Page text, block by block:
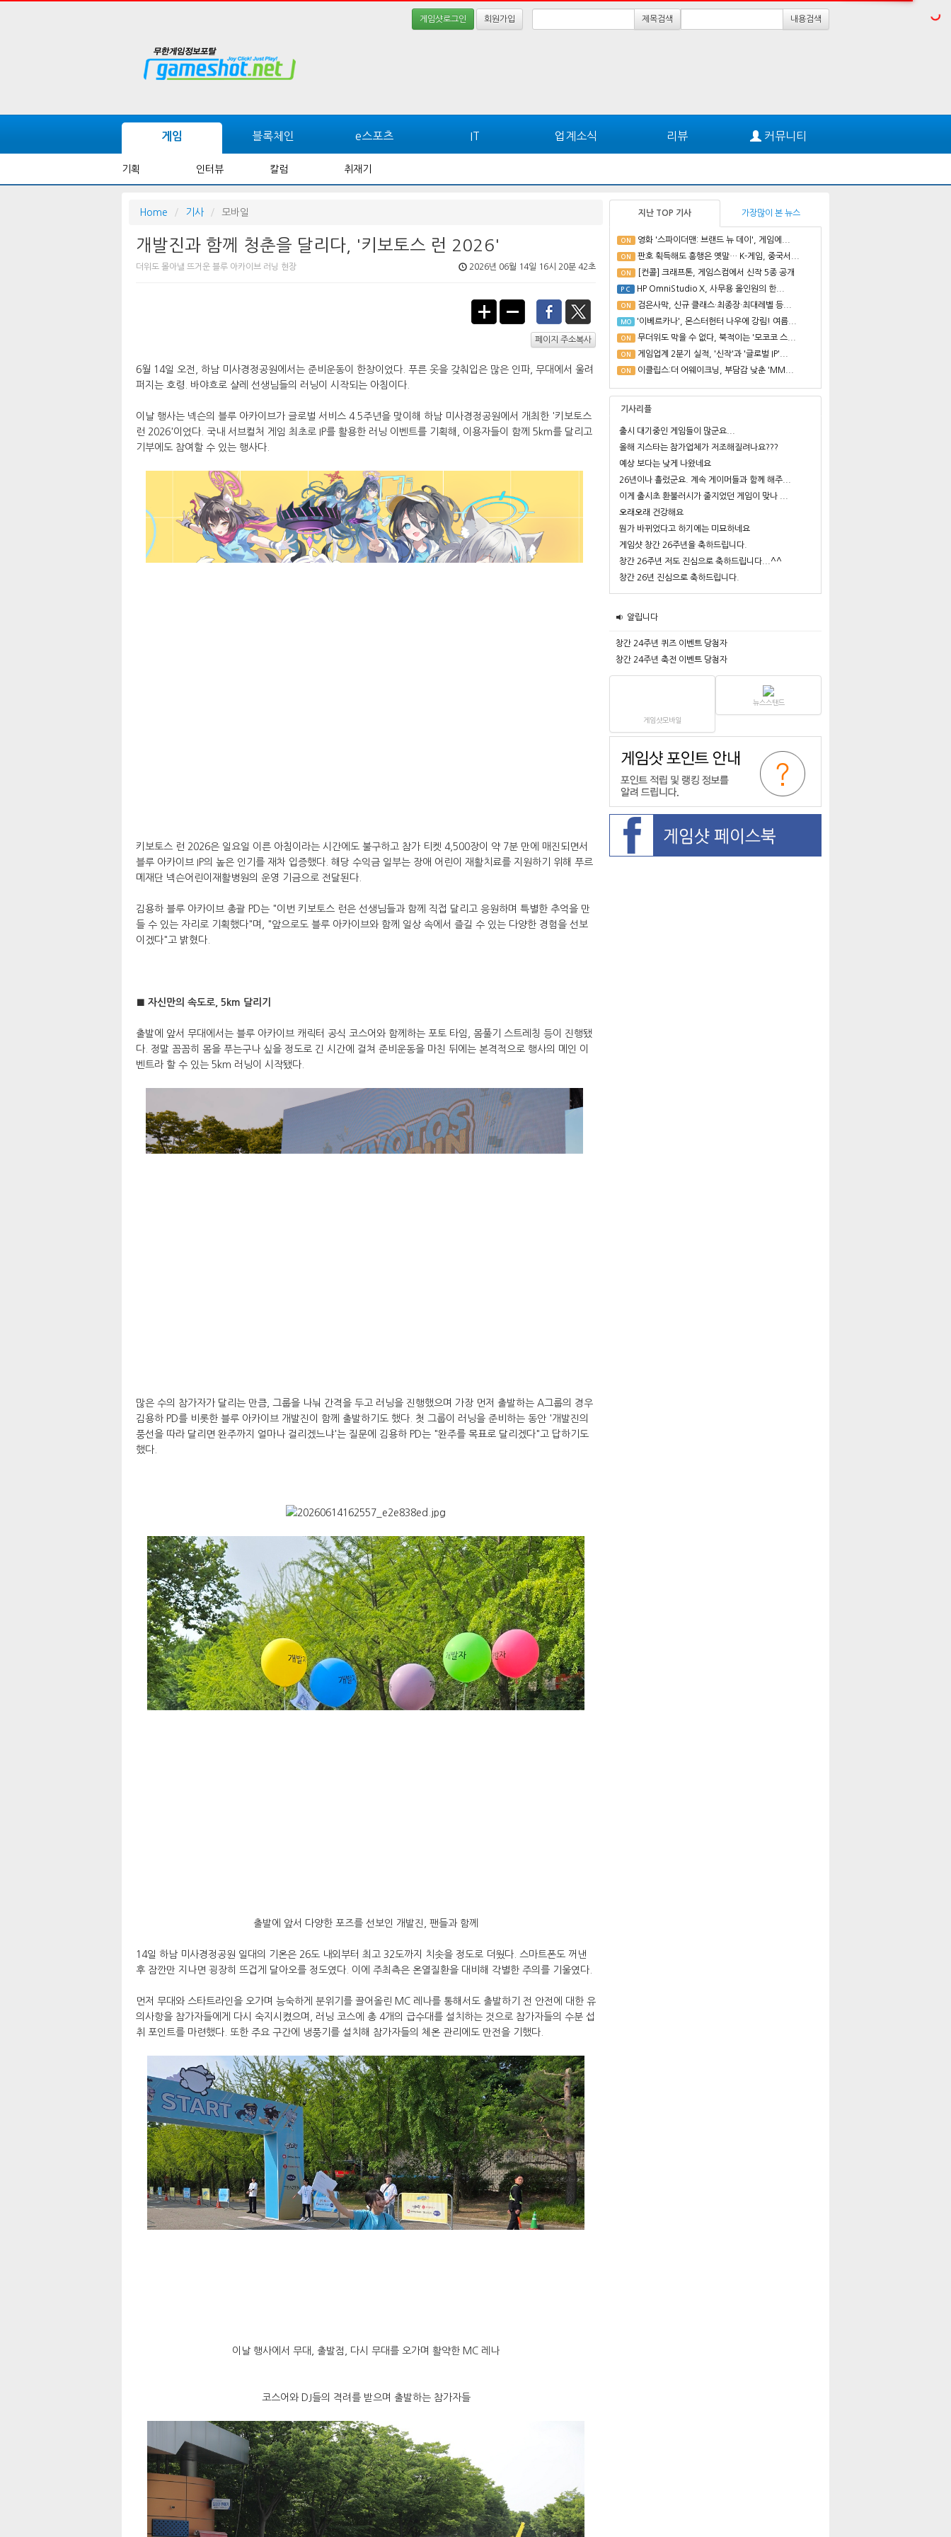
게임샷로그인 회원가입 제목검색 내용검색
게임 블록체인 e스포츠 IT 업계소식 리뷰 커뮤니티
기획 인터뷰 칼럼 취재기
Home 기사 모바일
개발진과 함께 청춘을 달리다, '키보토스 런 2026'
더위도 몰아낼 뜨거운 블루 아카이브 러닝 현장 2026년 06월 14일 16시 20분 42초
페이지 주소복사
6월 14일 오전, 하남 미사경정공원에서는 준비운동이 한창이었다. 푸른 옷을 갖춰입은 많은 인파, 무대에서 울려
퍼지는 호령. 바야흐로 샬레 선생님들의 러닝이 시작되는 아침이다.
이날 행사는 넥슨의 블루 아카이브가 글로벌 서비스 4.5주년을 맞이해 하남 미사경정공원에서 개최한 '키보토스
런 2026'이었다. 국내 서브컬처 게임 최초로 IP를 활용한 러닝 이벤트를 기획해, 이용자들이 함께 5km를 달리고
기부에도 참여할 수 있는 행사다.
키보토스 런 2026은 일요일 이른 아침이라는 시간에도 불구하고 참가 티켓 4,500장이 약 7분 만에 매진되면서
블루 아카이브 IP의 높은 인기를 재차 입증했다. 해당 수익금 일부는 장애 어린이 재활치료를 지원하기 위해 푸르
메재단 넥슨어린이재활병원의 운영 기금으로 전달된다.
김용하 블루 아카이브 총괄 PD는 "이번 키보토스 런은 선생님들과 함께 직접 달리고 응원하며 특별한 추억을 만
들 수 있는 자리로 기획했다"며, "앞으로도 블루 아카이브와 함께 일상 속에서 즐길 수 있는 다양한 경험을 선보
이겠다"고 밝혔다.
■ 자신만의 속도로, 5km 달리기
출발에 앞서 무대에서는 블루 아카이브 캐릭터 공식 코스어와 함께하는 포토 타임, 몸풀기 스트레칭 등이 진행됐
다. 정말 꼼꼼히 몸을 푸는구나 싶을 정도로 긴 시간에 걸쳐 준비운동을 마친 뒤에는 본격적으로 행사의 메인 이
벤트라 할 수 있는 5km 러닝이 시작됐다.
많은 수의 참가자가 달리는 만큼, 그룹을 나눠 간격을 두고 러닝을 진행했으며 가장 먼저 출발하는 A그룹의 경우
김용하 PD를 비롯한 블루 아카이브 개발진이 함께 출발하기도 했다. 첫 그룹이 러닝을 준비하는 동안 '개발진의
풍선을 따라 달리면 완주까지 얼마나 걸리겠느냐'는 질문에 김용하 PD는 "완주를 목표로 달리겠다"고 답하기도
했다.
출발에 앞서 다양한 포즈를 선보인 개발진, 팬들과 함께
14일 하남 미사경정공원 일대의 기온은 26도 내외부터 최고 32도까지 치솟을 정도로 더웠다. 스마트폰도 꺼낸
후 잠깐만 지나면 굉장히 뜨겁게 달아오를 정도였다. 이에 주최측은 온열질환을 대비해 각별한 주의를 기울였다.
먼저 무대와 스타트라인을 오가며 능숙하게 분위기를 끌어올린 MC 레나를 통해서도 출발하기 전 안전에 대한 유
의사항을 참가자들에게 다시 숙지시켰으며, 러닝 코스에 총 4개의 급수대를 설치하는 것으로 참가자들의 수분 섭
취 포인트를 마련했다. 또한 주요 구간에 냉풍기를 설치해 참가자들의 체온 관리에도 만전을 기했다.
이날 행사에서 무대, 출발점, 다시 무대를 오가며 활약한 MC 레나
코스어와 DJ들의 격려를 받으며 출발하는 참가자들
지난 TOP 기사 가장많이 본 뉴스
ON 영화 '스파이더맨: 브랜드 뉴 데이', 게임에...
ON 판호 획득해도 흥행은 옛말… K-게임, 중국서...
ON [컨콜] 크래프톤, 게임스컴에서 신작 5종 공개
PC HP OmniStudio X, 사무용 올인원의 한...
ON 검은사막, 신규 클래스·최종장·최대레벨 등...
MO '이베르카나', 몬스터헌터 나우에 강림! 여름...
ON 무더위도 막을 수 없다, 북적이는 '모코코 스...
ON 게임업계 2분기 실적, '신작'과 '글로벌 IP'...
ON 이클립스:더 어웨이크닝, 부담감 낮춘 'MM...
기사리플
출시 대기중인 게임들이 많군요...
올해 지스타는 참가업체가 저조해질려나요???
예상 보다는 낮게 나왔네요
26년이나 흘렀군요. 계속 게이머들과 함께 해주...
이게 출시초 환불러시가 줄지었던 게임이 맞나 ...
오래오래 건강해요
뭔가 바뀌었다고 하기에는 미묘하네요
게임샷 창간 26주년을 축하드립니다.
창간 26주년 저도 진심으로 축하드립니다...^^
창간 26년 진심으로 축하드립니다.
알립니다
창간 24주년 퀴즈 이벤트 당첨자
창간 24주년 축전 이벤트 당첨자
게임샷모바일
뉴스스탠드